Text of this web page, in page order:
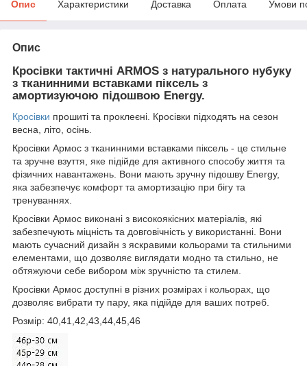
Опис Характеристики Доставка Оплата Умови
Опис
Кросівки тактичні ARMOS з натурального нубуку
з тканинними вставками піксель з
амортизуючою підошвою Energy.
Кросівки прошиті та проклеєні. Кросівки підходять на сезон
весна, літо, осінь.
Кросівки Армос з тканинними вставками піксель - це стильне
та зручне взуття, яке підійде для активного способу життя та
фізичних навантажень. Вони мають зручну підошву Energy,
яка забезпечує комфорт та амортизацію при бігу та
тренуваннях.
Кросівки Армос виконані з високоякісних матеріалів, які
забезпечують міцність та довговічність у використанні. Вони
мають сучасний дизайн з яскравими кольорами та стильними
елементами, що дозволяє виглядати модно та стильно, не
обтяжуючи себе вибором між зручністю та стилем.
Кросівки Армос доступні в різних розмірах і кольорах, що
дозволяє вибрати ту пару, яка підійде для ваших потреб.
Розмір: 40,41,42,43,44,45,46